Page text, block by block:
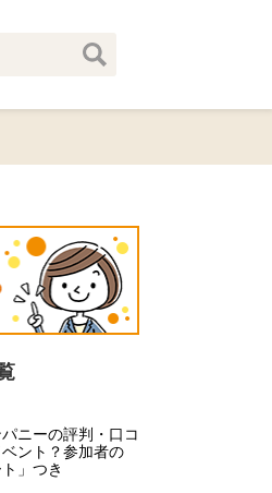
パニーの評判・口コ
ント？参加者の
」つき